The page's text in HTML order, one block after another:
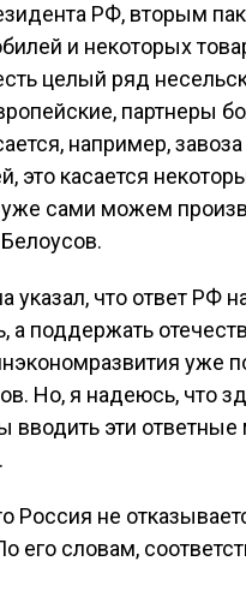
РФ, вторым
и некоторых
целый ряд
партнеры
например,
это касается
сами можем
указал, что ответ РФ
а поддержать
уже
Но, я надеюсь, что
эти ответные
Россия не
его словам,